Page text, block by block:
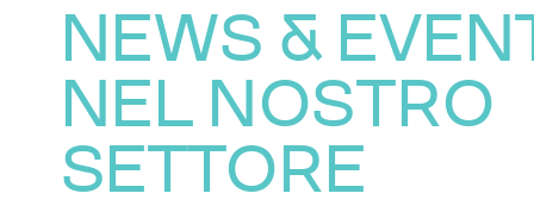
NEWS &
NEL NOSTRO
SETTORE